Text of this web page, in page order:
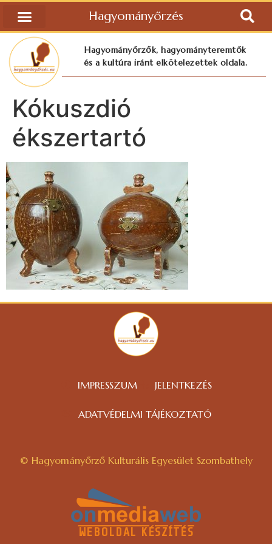
Hagyományőrzés
Hagyományőrzők, hagyományteremtők
és a kultúra iránt elkötelezettek oldala.
Kókuszdió
ékszertartó
IMPRESSZUM JELENTKEZÉS
ADATVÉDELMI TÁJÉKOZTATÓ
© Hagyományőrző Kulturális Egyesület Szombathely
WEBOLDAL KÉSZÍTÉS